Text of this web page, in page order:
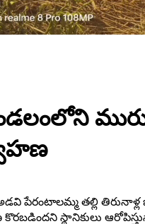
పేరంటాలమ్మ తల్లి
స్థానికులు